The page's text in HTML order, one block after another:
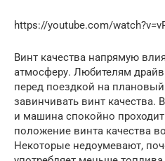
https://youtube.com/
Винт качества напрямую
атмосферу. Любителям
перед поездкой на
завинчивать винт качества.
и машина спокойно проходит
положение винта качества
Некоторые недоумевают,